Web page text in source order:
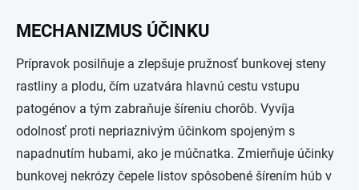
MECHANIZMUS ÚČINKU
Prípravok posilňuje a zlepšuje pružnosť bunkovej steny
rastliny a plodu, čím uzatvára hlavnú cestu vstupu
patogénov a tým zabraňuje šíreniu chorôb. Vyvíja
odolnosť proti nepriaznivým účinkom spojeným s
napadnutím hubami, ako je múčnatka. Zmierňuje účinky
bunkovej nekrózy čepele listov spôsobené šírením húb v